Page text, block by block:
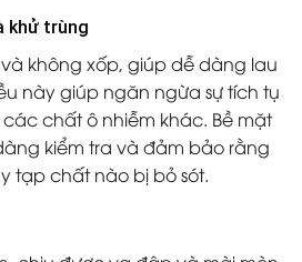
khử trùng
không xốp, giúp dễ dàng lau
này giúp ngăn ngừa sự tích tụ
chất ô nhiễm khác. Bề mặt
kiểm tra và đảm bảo rằng
tạp chất nào bị bỏ sót.